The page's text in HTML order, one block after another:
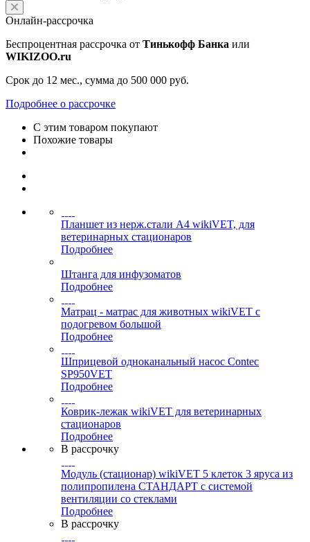
Онлайн-рассрочка
Беспроцентная рассрочка от Тинькофф Банка или
WIKIZOO.ru
Срок до 12 мес., сумма до 500 000 руб.
Подробнее о рассрочке
С этим товаром покупают
Похожие товары
Планшет из нерж.стали А4 wikiVET, для
ветеринарных стационаров
Подробнее
Штанга для инфузоматов
Подробнее
Матрац - матрас для животных wikiVET с
подогревом большой
Подробнее
Шприцевой одноканальный насос Contec
SP950VET
Подробнее
Коврик-лежак wikiVET для ветеринарных
стационаров
Подробнее
В рассрочку
Модуль (стационар) wikiVET 5 клеток 3 яруса из
полипропилена СТАНДАРТ с системой
вентиляции со стеклами
Подробнее
В рассрочку